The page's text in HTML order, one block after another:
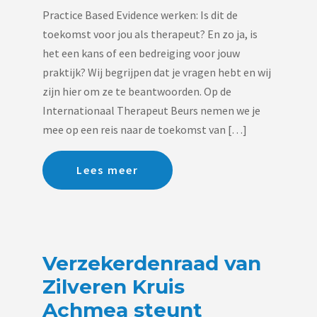
Practice Based Evidence werken: Is dit de
toekomst voor jou als therapeut? En zo ja, is
het een kans of een bedreiging voor jouw
praktijk? Wij begrijpen dat je vragen hebt en wij
zijn hier om ze te beantwoorden. Op de
Internationaal Therapeut Beurs nemen we je
mee op een reis naar de toekomst van […]
Lees meer
Verzekerdenraad van
Zilveren Kruis
Achmea steunt